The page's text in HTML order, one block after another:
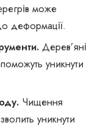
може
деформації.
Дерев’яні
уникнути
Чищення
уникнути